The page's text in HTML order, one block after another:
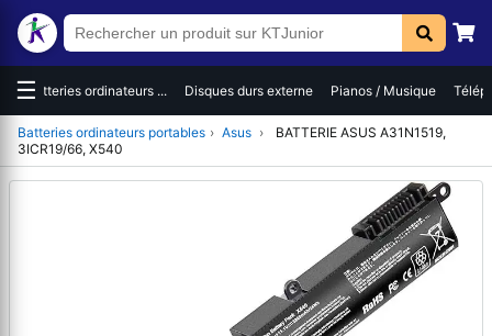
☰Batteries ordinateurs ... Disques durs externe Pianos / Musique
Batteries ordinateurs portables › Asus ›
BATTERIE ASUS A31N1519,
3ICR19/66, X540